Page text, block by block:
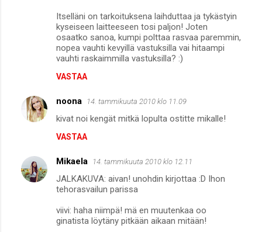
Itselläni on tarkoituksena laihduttaa ja tykästyin
kyseiseen laitteeseen tosi paljon! Joten
osaatko sanoa, kumpi polttaa rasvaa paremmin,
nopea vauhti kevyillä vastuksilla vai hitaampi
vauhti raskaimmilla vastuksilla? :)
VASTAA
noona 14. tammikuuta 2010 klo 11.09
kivat noi kengät mitkä lopulta ostitte mikalle!
VASTAA
Mikaela 14. tammikuuta 2010 klo 12.11
JALKAKUVA: aivan! unohdin kirjottaa :D Ihon
tehorasvailun parissa
viivi: haha niimpä! mä en muutenkaa oo
ginatista löytäny pitkään aikaan mitään!